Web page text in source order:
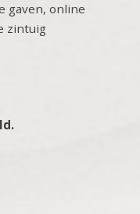
gaven, online
zintuig